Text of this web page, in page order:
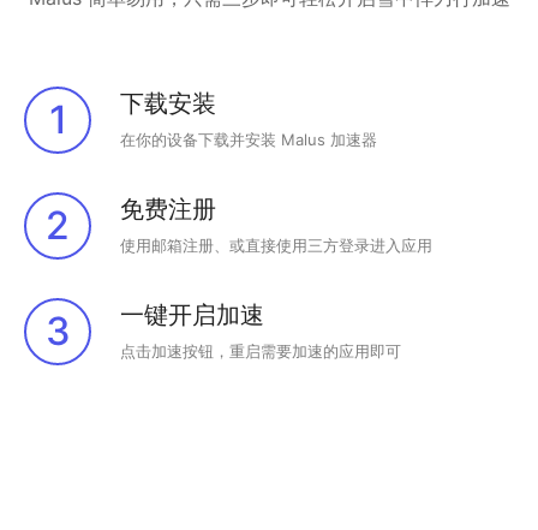
1 下载安装
在你的设备下载并安装 Malus 加速器
2 免费注册
使用邮箱注册、或直接使用三方登录进入应用
3 一键开启加速
点击加速按钮，重启需要加速的应用即可